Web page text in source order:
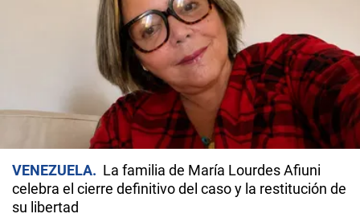
VENEZUELA
La familia de María Lourdes Afiuni
celebra el cierre definitivo del caso y la restitución de
su libertad